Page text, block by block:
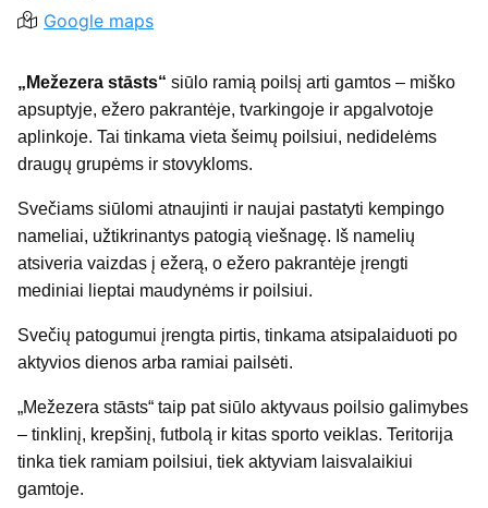
Google maps
„Mežezera stāsts“ siūlo ramią poilsį arti gamtos – miško
apsuptyje, ežero pakrantėje, tvarkingoje ir apgalvotoje
aplinkoje. Tai tinkama vieta šeimų poilsiui, nedidelėms
draugų grupėms ir stovykloms.
Svečiams siūlomi atnaujinti ir naujai pastatyti kempingo
nameliai, užtikrinantys patogią viešnagę. Iš namelių
atsiveria vaizdas į ežerą, o ežero pakrantėje įrengti
mediniai lieptai maudynėms ir poilsiui.
Svečių patogumui įrengta pirtis, tinkama atsipalaiduoti po
aktyvios dienos arba ramiai pailsėti.
„Mežezera stāsts“ taip pat siūlo aktyvaus poilsio galimybes
– tinklinį, krepšinį, futbolą ir kitas sporto veiklas. Teritorija
tinka tiek ramiam poilsiui, tiek aktyviam laisvalaikiui
gamtoje.